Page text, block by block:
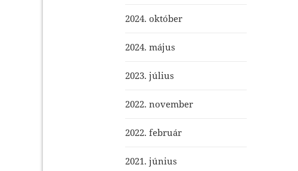
2024. október
2024. május
2023. július
2022. november
2022. február
2021. június